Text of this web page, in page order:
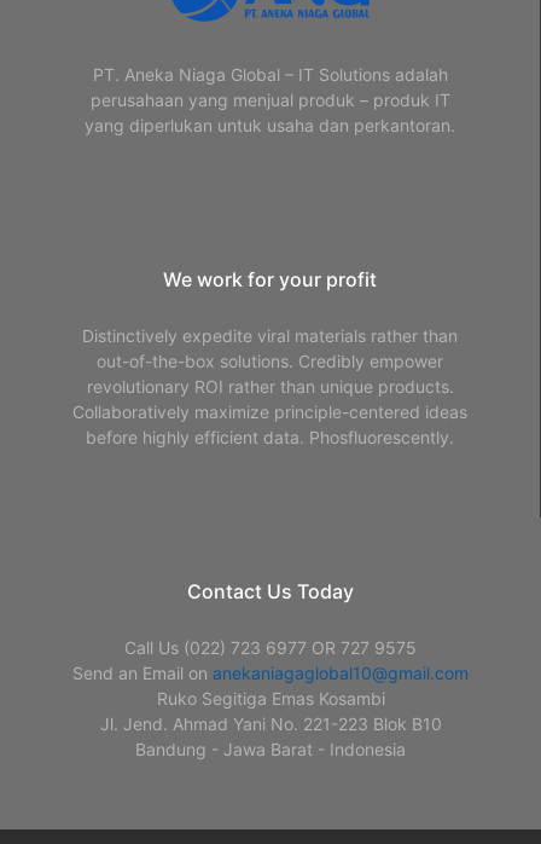
PT. Aneka Niaga Global – IT Solutions adalah
perusahaan yang menjual produk – produk IT
yang diperlukan untuk usaha dan perkantoran.
We work for your profit
Distinctively expedite viral materials rather than
out-of-the-box solutions. Credibly empower
revolutionary ROI rather than unique products.
Collaboratively maximize principle-centered ideas
before highly efficient data. Phosfluorescently.
Contact Us Today
Call Us (022) 723 6977 OR 727 9575
Send an Email on anekaniagaglobal10@gmail.com
Ruko Segitiga Emas Kosambi
Jl. Jend. Ahmad Yani No. 221-223 Blok B10
Bandung - Jawa Barat - Indonesia